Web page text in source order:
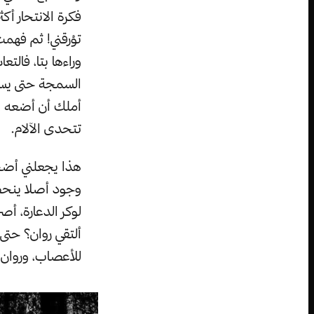
فكرة الانتحار
تؤرقني! ثم
وراءها بتا،
السمجة حتى
أملك أن أضعه
تتحدى الآلام.
هذا يجعلني
وجود أصلا
لوكر الدعارة،
ألتقي روان؟
للأعصاب،